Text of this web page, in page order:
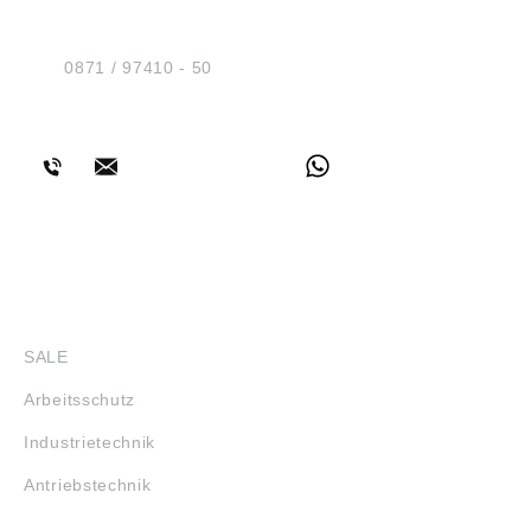
Tel.:0871 / 97410 - 50
SALE
Arbeitsschutz
Industrietechnik
Antriebstechnik